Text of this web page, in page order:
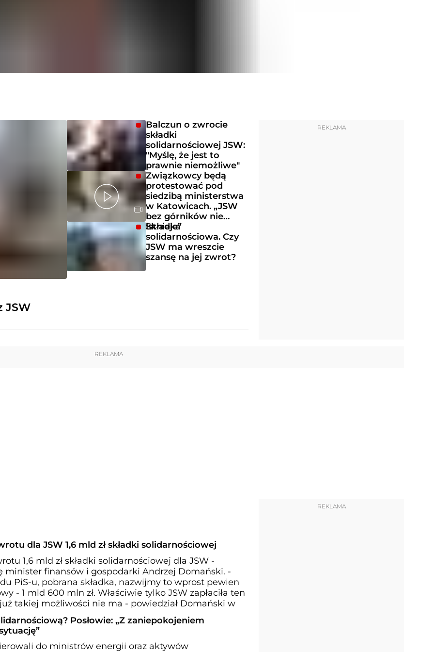
JSW
Balczun o zwrocie
składki
solidarnościowej JSW:
"Myślę, że jest to
prawnie niemożliwe"
Związkowcy będą
protestować pod
siedzibą ministerstwa
w Katowicach. „JSW
bez górników nie
istnieje”
Składka
solidarnościowa. Czy
JSW ma wreszcie
szansę na jej zwrot?
REKLAMA
REKLAMA
dla JSW 1,6 mld zł składki solidarnościowej
1,6 mld zł składki solidarnościowej dla JSW -
minister finansów i gospodarki Andrzej Domański. -
PiS-u, pobrana składka, nazwijmy to wprost pewien
- 1 mld 600 mln zł. Właściwie tylko JSW zapłaciła ten
takiej możliwości nie ma - powiedział Domański w
Posłowie: „Z zaniepokojeniem
do ministrów energii oraz aktywów
REKLAMA